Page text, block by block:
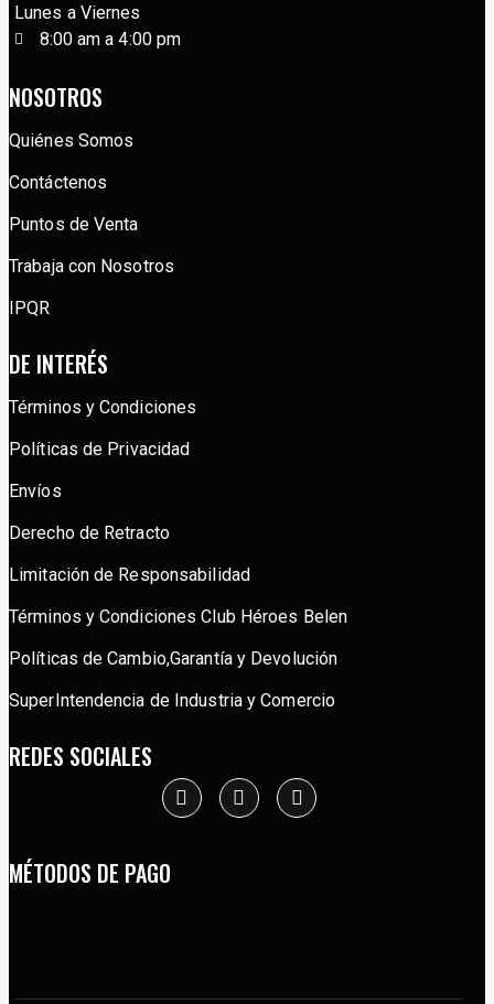
Lunes a Viernes
8:00 am a 4:00 pm
NOSOTROS
Quiénes Somos
Contáctenos
Puntos de Venta
Trabaja con Nosotros
IPQR
DE INTERÉS
Términos y Condiciones
Políticas de Privacidad
Envíos
Derecho de Retracto
Limitación de Responsabilidad
Términos y Condiciones Club Héroes Belen
Políticas de Cambio,Garantía y Devolución
SuperIntendencia de Industria y Comercio
REDES SOCIALES
MÉTODOS DE PAGO